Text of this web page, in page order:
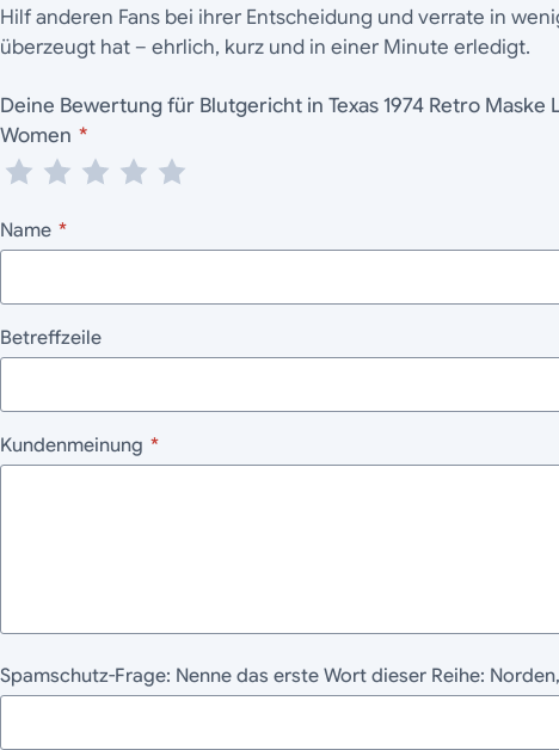
Hilf anderen Fans bei ihrer Entscheidung und verrate in
überzeugt hat – ehrlich, kurz und in einer Minute erledigt.
Deine Bewertung für Blutgericht in Texas 1974 Retro Maske
Women *
Name *
Betreffzeile
Kundenmeinung *
Spamschutz-Frage: Nenne das erste Wort dieser Reihe: